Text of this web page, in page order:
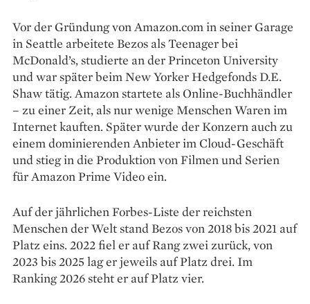
Vor der Gründung von Amazon.com in seiner Garage
in Seattle arbeitete Bezos als Teenager bei
McDonald’s, studierte an der Princeton University
und war später beim New Yorker Hedgefonds D.E.
Shaw tätig. Amazon startete als Online-Buchhändler
– zu einer Zeit, als nur wenige Menschen Waren im
Internet kauften. Später wurde der Konzern auch zu
einem dominierenden Anbieter im Cloud-Geschäft
und stieg in die Produktion von Filmen und Serien
für Amazon Prime Video ein.
Auf der jährlichen Forbes-Liste der reichsten
Menschen der Welt stand Bezos von 2018 bis 2021 auf
Platz eins. 2022 fiel er auf Rang zwei zurück, von
2023 bis 2025 lag er jeweils auf Platz drei. Im
Ranking 2026 steht er auf Platz vier.